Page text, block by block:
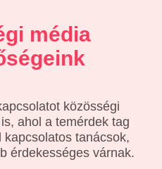
média
közösségi
ahol a temérdek tag
tanácsok,
érdekességes várnak.